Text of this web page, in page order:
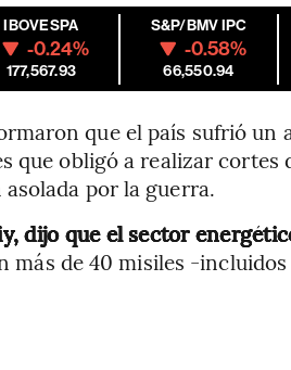
IBOVESPA
-0.24%
177,567.93
S&P/BMV IPC
-0.58%
66,550.94
que el país sufrió un
que obligó a realizar cortes
por la guerra.
dijo que el sector
más de 40 misiles -